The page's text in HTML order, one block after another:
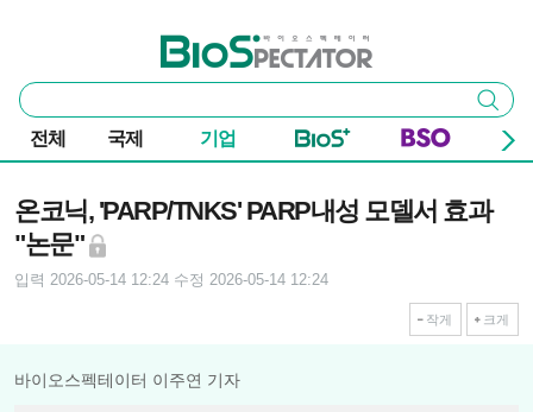
바이오스펙테이터
통
합
검
색
검색
전체 국제 기업
온코닉, 'PARP/TNKS' PARP내성 모델서 효과
"논문"
입력 2026-05-14 12:24 수정 2026-05-14 12:24
작게 크게
바이오스펙테이터 이주연 기자